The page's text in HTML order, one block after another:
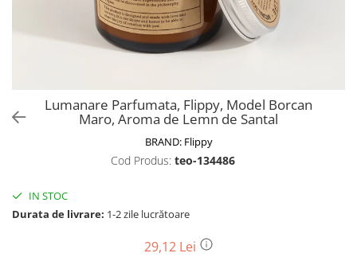
Biciclete, trotinete, triciclete
Biciclete electrice
Gradina
Motoburghie si accesorii
Drujbe pe benzina
Drujbe cu acumulator
Consumabile drujbe, fierastraie
Lumanare Parfumata, Flippy, Model Borcan
Maro, Aroma de Lemn de Santal
BRAND: Flippy
Cod Produs: teo-134486
IN STOC
Durata de livrare: 1-2 zile lucrătoare
29,12 Lei